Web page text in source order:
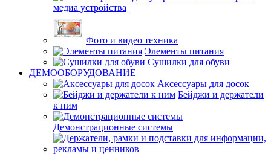
медиа устройства
Фото и видео техника
Элементы питания
Сушилки для обуви
ДЕМООБОРУДОВАНИЕ
Аксессуары для досок
Бейджи и держатели
к ним
Демонстрационные системы